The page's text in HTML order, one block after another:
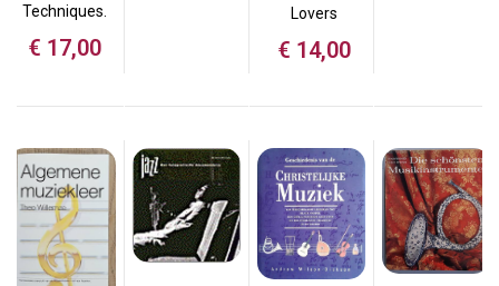
Techniques.
€ 17,00
Lovers
€ 14,00